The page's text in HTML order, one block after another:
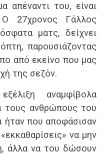
απέναντι του, είναι
27χρονος Γάλλος
ματς, δείχνει
παρουσιάζοντας
από εκείνο που μας
της σεζόν.
αναμφίβολα
τους ανθρώπους του
ήταν που αποφάσισαν
να μην
άλλα να του δώσουν